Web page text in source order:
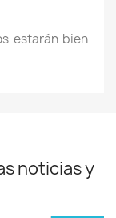
estarán bien
noticias y